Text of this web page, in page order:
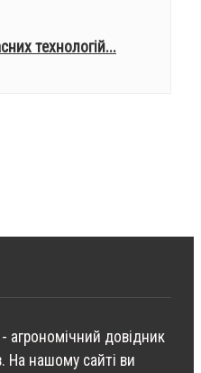
технологій...
агрономічний довідник
На нашому сайті ви